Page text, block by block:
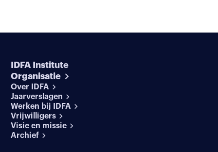
IDFA Institute
Organisatie
Over IDFA
Jaarverslagen
Werken bij IDFA
Vrijwilligers
Visie en missie
Archief